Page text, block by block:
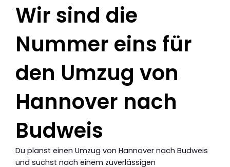
Wir sind die
Nummer eins für
den Umzug von
Hannover nach
Budweis
Du planst einen Umzug von Hannover nach Budweis
und suchst nach einem zuverlässigen